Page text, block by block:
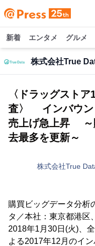
新着 エンタメ グルメ
株式会社True
〈ドラッグスト
査〉 インバウン
売上げ急上昇 ～
去最多を更新～
株式会社True
購買ビッグデータ分析
タ／本社：東京都港区
2018年1月30日(火)、
よる2017年12月のイ